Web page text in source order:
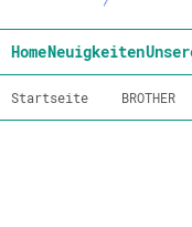
HomeNeuigkeiten
Startseite BROTHER